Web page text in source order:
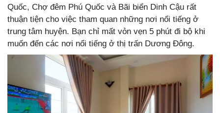
Quốc, Chợ đêm Phú Quốc và Bãi biển Dinh Cậu rất
thuận tiện cho việc tham quan những nơi nổi tiếng ở
trung tâm huyện. Bạn chỉ mất vỏn vẹn 5 phút đi bộ khi
muốn đến các nơi nổi tiếng ở thị trấn Dương Đông.